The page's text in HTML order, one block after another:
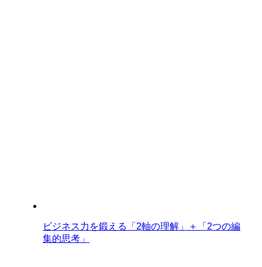
ビジネス力を鍛える「2軸の理解」＋「2つの編
集的思考」